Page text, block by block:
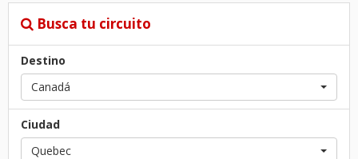
Busca tu circuito
Destino
Canadá
Ciudad
Quebec